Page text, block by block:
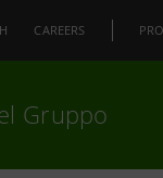
CAREERS
Gruppo